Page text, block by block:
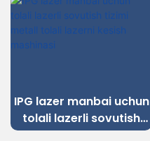
IPG lazer manbai uchun
tolali lazerli sovutish
tizimi metall tolali